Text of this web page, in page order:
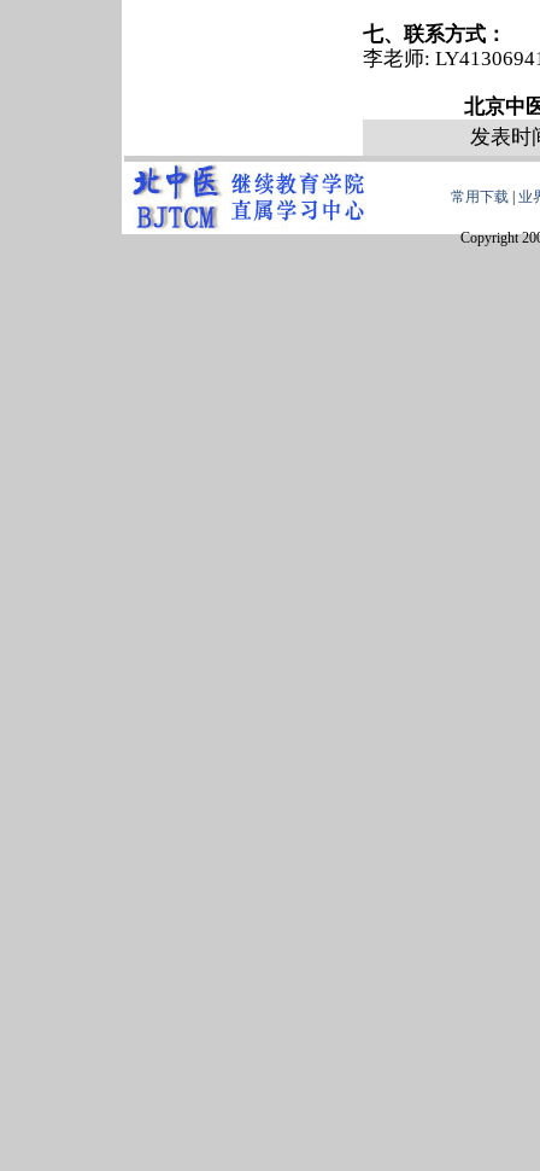
七、联系方式：
李老师:
北京中医药
发表时
常用下载 业
Copyright